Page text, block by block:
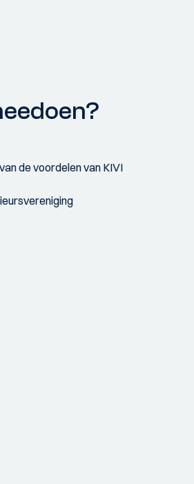
de voordelen van KIVI